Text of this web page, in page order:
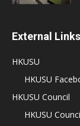
External Links
HKUSU
HKUSU
HKUSU Council
HKUSU